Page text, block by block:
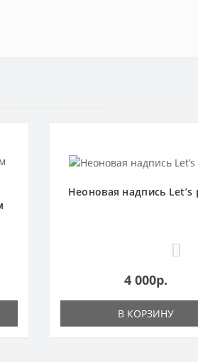
Неоновая надпись Let’s
4 000р.
В КОРЗИНУ